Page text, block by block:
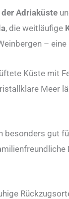
Adriaküste
, die weitläufige
– eine
Küste mit
Meer
besonders gut